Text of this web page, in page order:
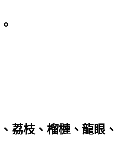
荔枝、榴槤、龍眼